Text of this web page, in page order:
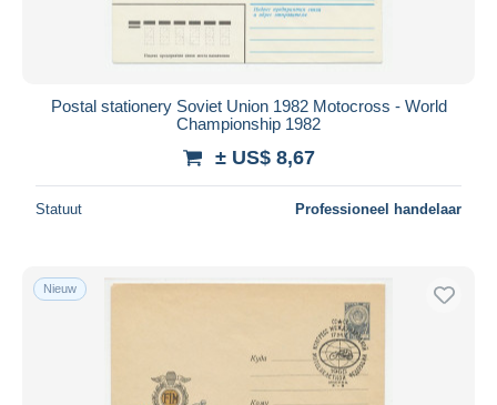
Postal stationery Soviet Union 1982 Motocross - World
Championship 1982
± US$ 8,67
Statuut Professioneel handelaar
Nieuw